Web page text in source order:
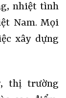
nhiệt tình
Nam. Mọi
xây dựng
thị trường